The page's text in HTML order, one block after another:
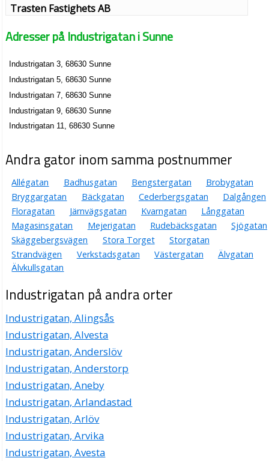
Trasten Fastighets AB
Industrigatan 7, 68630 Sunne
Bergqvist Gummiverkstad AB
Jan Olov Bergkvist
0565-711435
Adresser på Industrigatan i Sunne
Industrigatan 3, 68630 Sunne
Industrigatan 5, 68630 Sunne
Industrigatan 7, 68630 Sunne
Industrigatan 9, 68630 Sunne
Industrigatan 11, 68630 Sunne
Andra gator inom samma postnummer
Allégatan Badhusgatan Bengstergatan
Brobygatan
Bryggargatan
Bäckgatan Cederbergsgatan
Dalgången
Floragatan
Järnvägsgatan Kvarngatan
Långgatan
Magasinsgatan
Mejerigatan Rudebäcksgatan
Sjögatan
Skäggebergsvägen
Stora Torget
Storgatan
Strandvägen
Verkstadsgatan Västergatan
Älvgatan
Älvkullsgatan
Industrigatan på andra orter
Industrigatan, Alingsås
Industrigatan, Alvesta
Industrigatan, Anderslöv
Industrigatan, Anderstorp
Industrigatan, Aneby
Industrigatan, Arlandastad
Industrigatan, Arlöv
Industrigatan, Arvika
Industrigatan, Avesta